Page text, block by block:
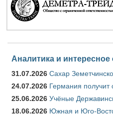
Аналитика и интересное
31.07.2026 Сахар
24.07.2026 Германия получит
25.06.2026 Учёные
18.06.2026 Южная и Юго-